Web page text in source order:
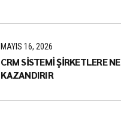
MAYIS 16, 2026
CRM SİSTEMİ ŞİRKETLERE NE
KAZANDIRIR